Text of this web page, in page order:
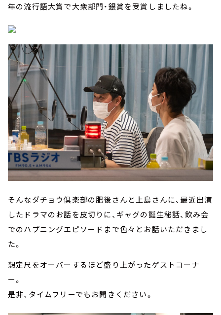
年の流行語大賞で大衆部門・銀賞を受賞しましたね。
そんなダチョウ倶楽部の肥後さんと上島さんに、最近出演
したドラマのお話を皮切りに、ギャグの誕生秘話、飲み会
でのハプニングエピソードまで色々とお話いただきまし
た。
想定尺をオーバーするほど盛り上がったゲストコーナ
ー。
是非、タイムフリーでもお聞きください。